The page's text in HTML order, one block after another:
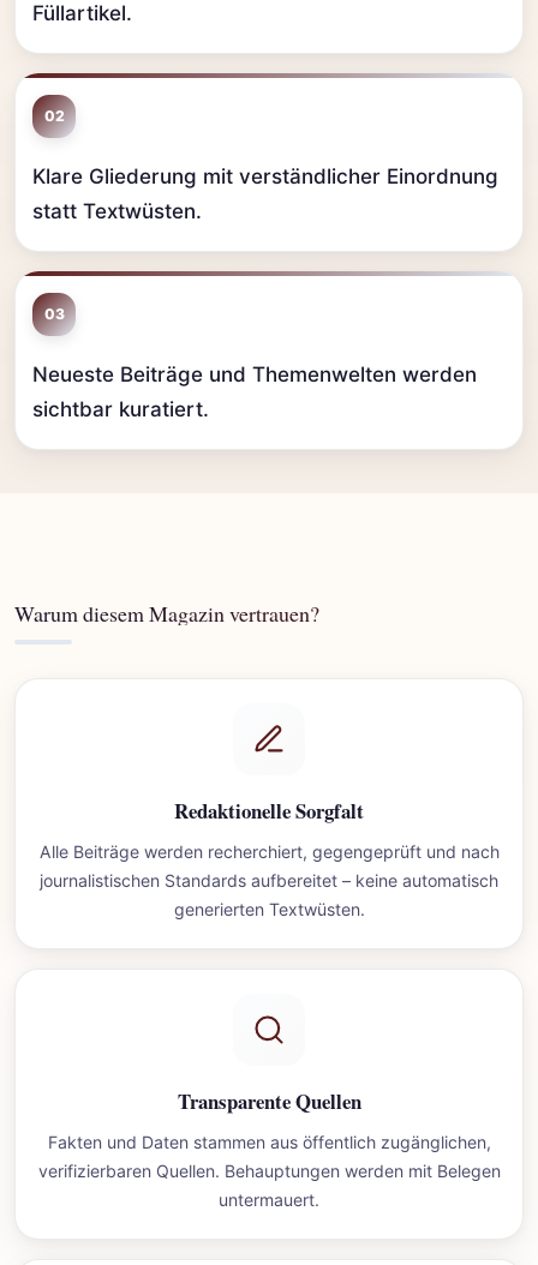
Füllartikel.
02
Klare Gliederung mit verständlicher Einordnung
statt Textwüsten.
03
Neueste Beiträge und Themenwelten werden
sichtbar kuratiert.
Warum diesem Magazin vertrauen?
Redaktionelle Sorgfalt
Alle Beiträge werden recherchiert, gegengeprüft und nach
journalistischen Standards aufbereitet – keine automatisch
generierten Textwüsten.
Transparente Quellen
Fakten und Daten stammen aus öffentlich zugänglichen,
verifizierbaren Quellen. Behauptungen werden mit Belegen
untermauert.